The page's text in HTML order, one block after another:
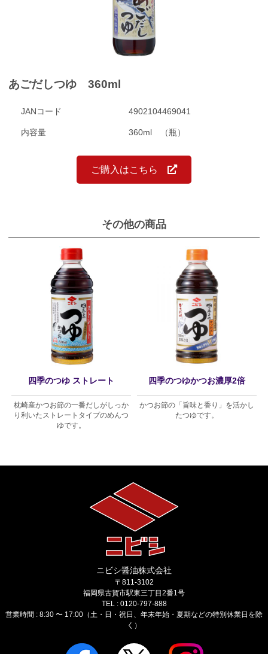
あごだしつゆ 360ml
JANコード 4902104469041
内容量 360ml （瓶）
ご購入はこちら
その他の商品
四季のつゆ ストレート
枕崎産かつお節の一番だしがしっか
り利いたストレートタイプのめんつ
ゆです。
四季のつゆかつお濃厚2倍
かつお節の「旨味と香り」を活かし
たつゆです。
ニビシ醤油株式会社
〒811-3102
福岡県古賀市駅東三丁目2番1号
TEL : 0120-797-888
営業時間 : 8:30 〜 17:00（土・日・祝日、年末年始・夏期などの特別休業日を除
く）